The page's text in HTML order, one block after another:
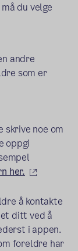
du velge
andre
som er
skrive noe om
oppgi
her. (ekstern
å kontakte
ditt ved å
i appen.
foreldre har